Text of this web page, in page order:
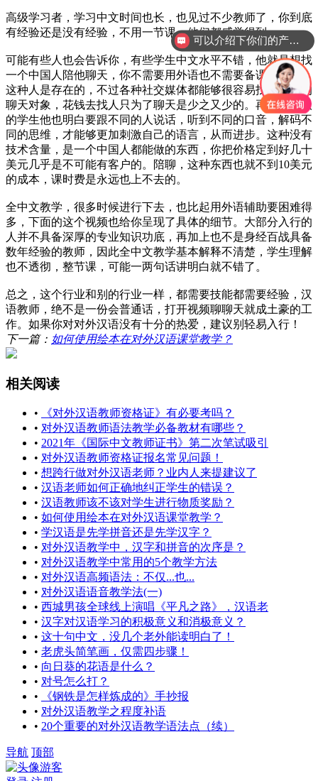
高级学习者，学习中文时间也长，也见过不少教师了，你到底
有经验还是没有经验，不用一节课，他们都感觉得到。
可能有些人也会告诉你，有些学生中文水平不错，他就是想找
一个中国人陪他聊天，你不需要用外语也不需要备课。是的，
这种人是存在的，不过各种社交媒体都能够很容易找到免费的
聊天对象，花钱去找人只为了聊天是少之又少的。再加上高级
的学生他也明白要跟不同的人说话，听到不同的口音，解码不
同的思维，才能够更加刺激自己的语言，从而进步。这种没有
技术含量，是一个中国人都能做的东西，你把价格定到好几十
美元几乎是不可能有客户的。陪聊，这种东西也就不到10美元
的成本，课时费是永远也上不去的。
全中文教学，很多时候进行下去，也比起用外语辅助要困难得
多，下面的这个视频也给你呈现了具体的细节。大部分入行的
人并不具备深厚的专业知识功底，再加上也不是身经百战具备
数年经验的教师，因此全中文教学基本解释不清楚，学生理解
也不透彻，整节课，可能一两句话讲明白就不错了。
总之，这个行业和别的行业一样，都需要技能都需要经验，汉
语教师，绝不是一份会普通话，打开视频聊聊天就成土豪的工
作。如果你对对外汉语没有十分的热爱，建议别轻易入行！
下一篇： 如何使用绘本在对外汉语课堂教学？
相关阅读
•
《对外汉语教师资格证》有必要考吗？
• 对外汉语教师语法教学必备教材有哪些？
• 2021年《国际中文教师证书》第二次笔试吸引
• 对外汉语教师资格证报名常见问题！
• 想跨行做对外汉语老师？业内人来提建议了
• 汉语老师如何正确地纠正学生的错误？
• 汉语教师该不该对学生进行物质奖励？
• 如何使用绘本在对外汉语课堂教学？
• 学汉语是先学拼音还是先学汉字？
• 对外汉语教学中，汉字和拼音的次序是？
• 对外汉语教学中常用的5个教学方法
• 对外汉语高频语法：不仅...也...
• 对外汉语语音教学法(一)
• 西城男孩全球线上演唱《平凡之路》，汉语老
• 汉字对汉语学习的积极意义和消极意义？
• 这十句中文，没几个老外能读明白了！
• 老虎头简笔画，仅需四步骤！
• 向日葵的花语是什么？
• 对号怎么打？
•
《钢铁是怎样炼成的》手抄报
• 对外汉语教学之程度补语
• 20个重要的对外汉语教学语法点（续）
导航 顶部
游客
可以介绍下你们的产品么？